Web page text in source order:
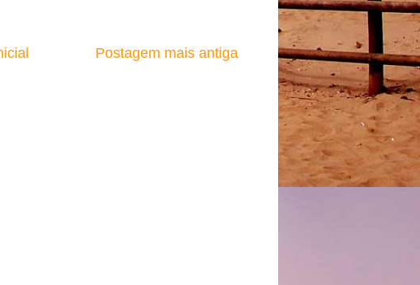
Postagem mais antiga